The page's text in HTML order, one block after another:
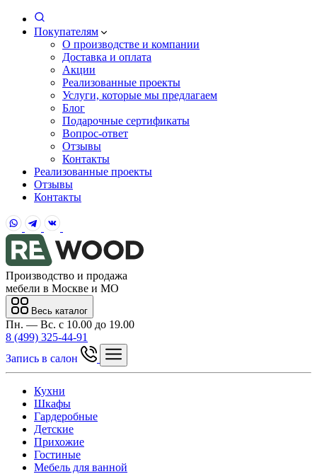
Покупателям
О производстве и компании
Доставка и оплата
Акции
Реализованные проекты
Услуги, которые мы предлагаем
Блог
Подарочные сертификаты
Вопрос-ответ
Отзывы
Контакты
Реализованные проекты
Отзывы
Контакты
Производство и продажа
мебели в Москве и МО
Весь каталог
Пн. — Вс. с 10.00 до 19.00
8 (499) 325-44-91
Запись в салон
Кухни
Шкафы
Гардеробные
Детские
Прихожие
Гостиные
Мебель для ванной